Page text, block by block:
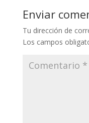
Enviar
Tu dirección de
Los campos